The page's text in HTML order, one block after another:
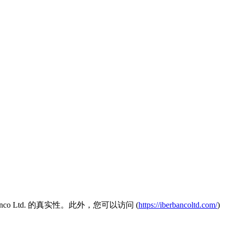
Ltd. 的真实性。此外，您可以访问 (https://iberbancoltd.com/)